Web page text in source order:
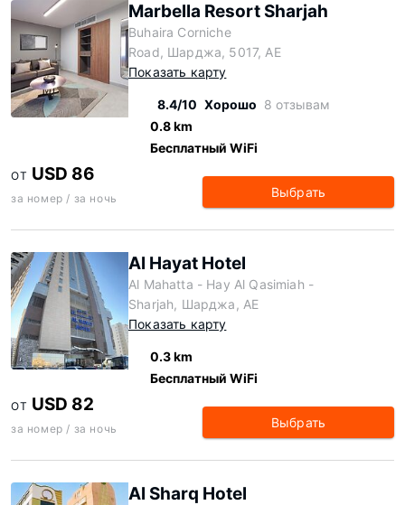
Marbella Resort Sharjah
Buhaira Corniche
Road, Шарджа, 5017, AE
Показать карту
8.4/10 Хорошо 8 отзывам
0.8 km
Бесплатный WiFi
ОТ USD 86
за номер / за ночь Выбрать
Al Hayat Hotel
Al Mahatta - Hay Al Qasimiah -
Sharjah, Шарджа, AE
Показать карту
0.3 km
Бесплатный WiFi
ОТ USD 82
за номер / за ночь Выбрать
Al Sharq Hotel